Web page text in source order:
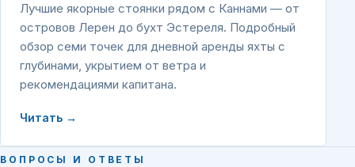
Лучшие якорные стоянки рядом с Каннами — от
островов Лерен до бухт Эстереля. Подробный
обзор семи точек для дневной аренды яхты с
глубинами, укрытием от ветра и
рекомендациями капитана.
Читать →
ВОПРОСЫ И ОТВЕТЫ